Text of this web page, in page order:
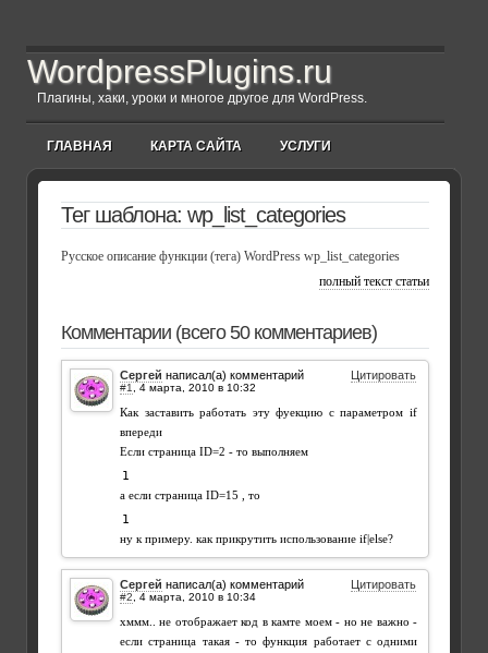
WordpressPlugins.ru
Плагины, хаки, уроки и многое другое для WordPress.
ГЛАВНАЯ КАРТА САЙТА УСЛУГИ
Тег шаблона: wp_list_categories
Русское описание функции (тега) WordPress wp_list_categories
полный текст статьи
Комментарии (всего 50 комментариев)
Сергей написал(а) комментарий Цитировать
#1
Как заставить работать эту фуекцию с параметром if
впереди
Если страница ID=2 - то выполняем
а если страница ID=15 , то
ну к примеру. как прикрутить использование if|else?
Сергей написал(а) комментарий Цитировать
#2
хммм.. не отображает код в камте моем - но не важно -
если страница такая - то функция работает с одними